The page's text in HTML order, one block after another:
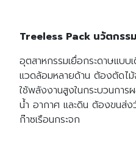
Treeless Pack นวัตกรร
อุตสาหกรรมเยื่อกระดาษแบบ
แวดล้อมหลายด้าน ต้องตัดไ
ใช้พลังงานสูงในกระบวนกา
น้ำ อากาศ และดิน ต้องขนส่ง
ก๊าซเรือนกระจก